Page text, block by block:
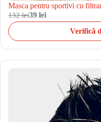
Masca pentru sportivi cu
132 lei39 lei
Verifică